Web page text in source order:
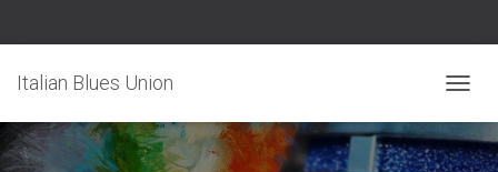
Italian Blues Union
A
V
I